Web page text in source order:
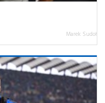
Marek Sudoł